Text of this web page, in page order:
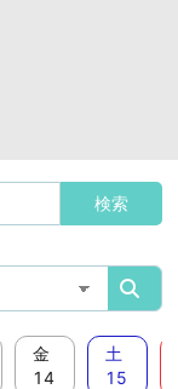
金
14
土
15